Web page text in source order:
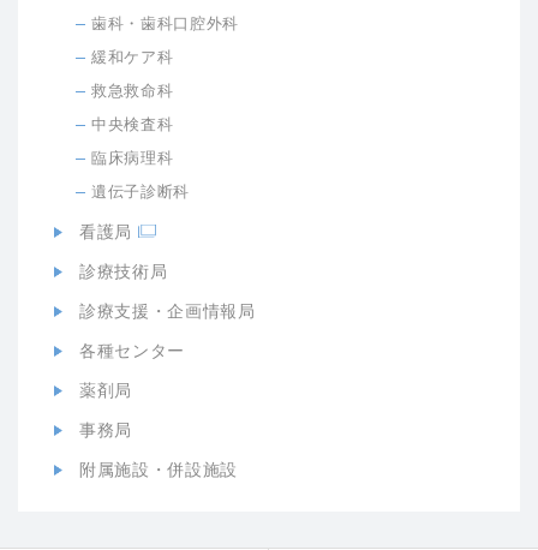
歯科・歯科口腔外科
緩和ケア科
救急救命科
中央検査科
臨床病理科
遺伝子診断科
看護局
診療技術局
診療支援・企画情報局
各種センター
薬剤局
事務局
附属施設・併設施設